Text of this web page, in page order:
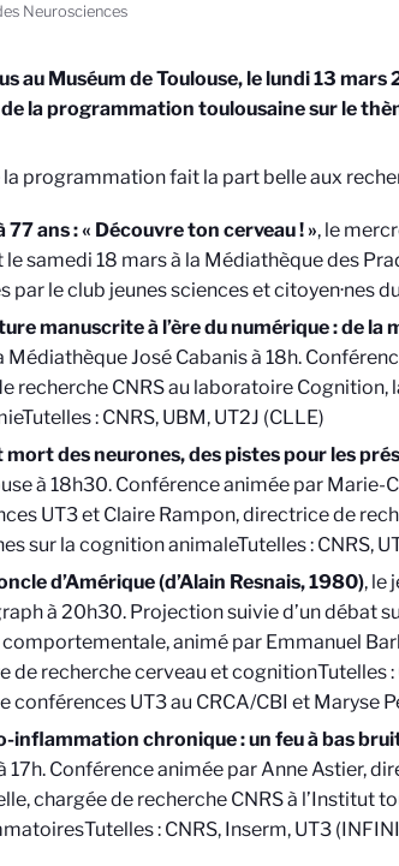
Neurosciences
au Muséum de Toulouse, le lundi 13
la programmation toulousaine sur le
la programmation fait la part belle aux
77 ans : « Découvre ton cerveau ! », le
le samedi 18 mars à la Médiathèque des
par le club jeunes sciences et citoyen·nes
manuscrite à l’ère du numérique : de la
Médiathèque José Cabanis à 18h.
recherche CNRS au laboratoire Cognition,
Tutelles : CNRS, UBM, UT2J (CLLE)
mort des neurones, des pistes pour les
à 18h30. Conférence animée par Marie-
UT3 et Claire Rampon, directrice de
sur la cognition animaleTutelles : CNRS,
d’Amérique (d’Alain Resnais, 1980), le
à 20h30. Projection suivie d’un débat
animé par Emmanuel
de recherche cerveau et cognitionTutelles :
conférences UT3 au CRCA/CBI et Maryse
inflammation chronique : un feu à bas
17h. Conférence animée par Anne Astier,
chargée de recherche CNRS à l’Institut
Tutelles : CNRS, Inserm, UT3